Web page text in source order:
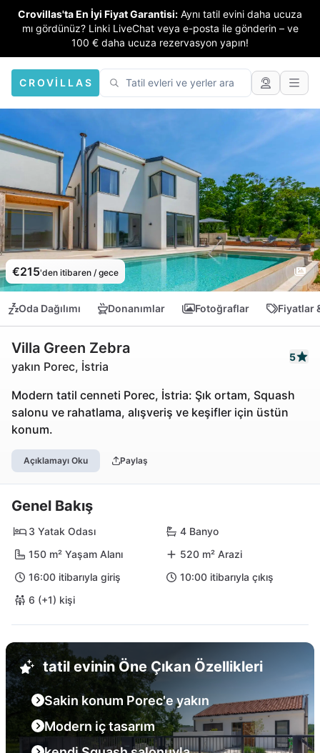
Crovillas'ta En İyi Fiyat Garantisi: Aynı tatil evini daha ucuza
mı gördünüz? Linki LiveChat veya e-posta ile gönderin – ve
100 € daha ucuza rezervasyon yapın!
CROVILLAS
€215'den itibaren / gece
Oda Dağılımı Donanımlar Fotoğraflar Fiyatlar
Villa Green Zebra
yakın Porec, İstria
5
Modern tatil cenneti Porec, İstria: Şık ortam, Squash
salonu ve rahatlama, alışveriş ve keşifler için üstün
konum.
Açıklamayı Oku Paylaş
Genel Bakış
3 Yatak Odası
4 Banyo
150 m² Yaşam Alanı
520 m² Arazi
16:00 itibarıyla giriş
10:00 itibarıyla çıkış
6 (+1) kişi
tatil evinin Öne Çıkan Özellikleri
Sakin konum Porec'e yakın
Modern iç tasarım